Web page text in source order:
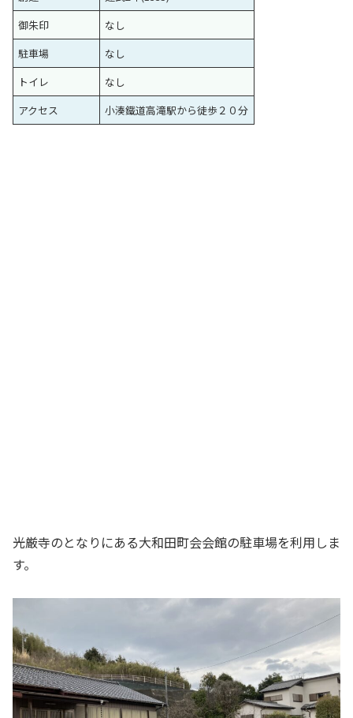
御朱印
なし
駐車場
なし
トイレ
なし
アクセス
小湊鐵道高滝駅から徒歩２０分
光厳寺のとなりにある大和田町会会館の駐車場を利用しま
す。